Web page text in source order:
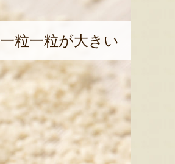
一粒一粒が大きい